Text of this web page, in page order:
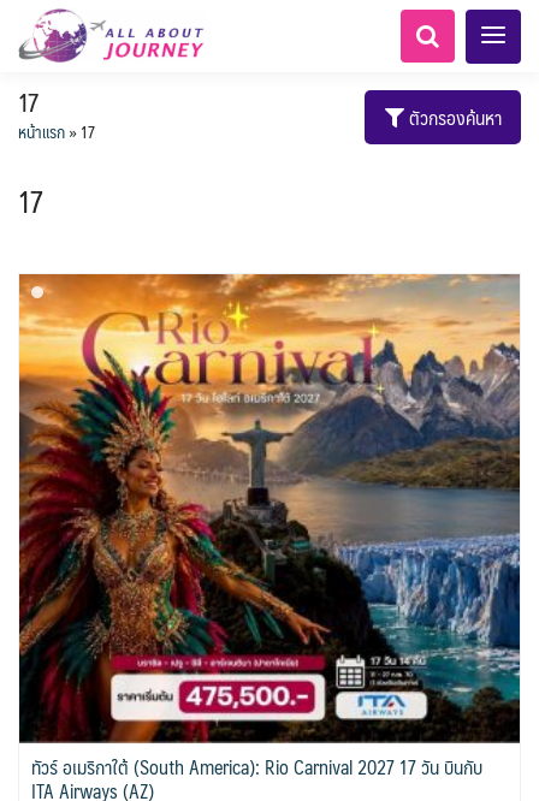
LKA ศรีลังกา 0 AFG อัฟกานิสถาน 0
LKA ศรีลังกา + BGD บังคลา
ศ
0
เอเชียกลาง 6
BTN ภูฏาน 2
BRN บรูไน 0 KHM กัมพูชา 0
จีน 283 HKG ฮ่องกง - มาเก๊า 10
IND อินเดีย 21 IDN อินโดนีเซีย 3
IRQ อิรัก 0
ISR อิสราเอล 0 JPN ญี่ปุ่น 70
JOR จอร์แดน 4 KAZ คาซัคสถาน 19
KORS เกาหลีใต้ 2 KGZ คีร์กีซสถาน 4
LAO ลาว 0 LBN เลบานอน 0
MYS มาเลเซีย 0 MDV มัลดีฟส์ 0
MNG มองโกเลีย 2 MMR เมียนมาร์ 5
NPL เนปาล 0 OMN โอมาน
แอลเบเนีย - Albania 0 Balkan บอลข่าน 1
สวิตเซอร์แลนด์ เยอรมนี
ฝรั่งเศส
1
MNE มอนเตเนโกร 1 ล่าแสงเหนือ-ใต้ 11
Baltic บอลติก 4 ยุโรปตะวันออก 12
ยุโรปราคาถูก 1
ออสเตรีย - Austria 3 AZE อาเซอร์ไบจาน
BLR เบลารุส 0 BIH บอสเนีย & เฮอร์เซโกวีนา
BEL เบลเยี่ยม 0 HRV โครเอเชีย 3
CYP ไซปรัส 0 DNK เดนมาร์ก 2
CZE เช็ก 0 FIN ฟินแลนด์ 3
FRO หมู่เกาะแฟโร 2 FRA ฝรั่งเศส 1
DEU เยอรมนี 3 GEO จอร์เจีย 10
อเมริกาใต้ 8 อเมริกากลาง 1
ARG อาร์เจนตินา 3
CUB คิวบา 0 CAN แคนาดา 3
CHL ชิลี 3 ECU เอกวาดอร์ 0
PER เปรู 2 USA สหรัฐอเมริกา 6
บราซิล เปรู 3
เม็กซิโก คิวบา 1 อเมริกา แคนาดา
ทัวร์ ล่องเรือสำราญยุโรป 5 ทัวร์ ล่องเรือสำราญอลาสก้า
1
ทัวร์ ล่องเรือสำราญอเมริกา ทัวร์ ล่องเรือสำราญเอเชีย
ทัวร์ ล่องเรือสำราญประเท
ศอื่นๆ
4
โมร็อคโค - Morocco 6 นิวซีแลนด์ - New Zealand
11
แทนซาเนีย - Tanzania 2 แอฟริกาใต้ - South Africa
3
นามิเบีย - Namibia 1 เคนย่า - Kenya 2
ไมโครนีเซีย - Micronesia 1 ขั้วโลกเหนือ 2
ตูนีเซีย - Tunisia 1 เกาะโบราโบร่า - Bora Bora
0
ขั้วโลกใต้ 2 แอลจีเรีย - Algeria 0
ออสเตรเลีย - Australia 18 ทัวร์ อันซีน ประเทศแปลก
ลิเบีย - Libya 1 บราซิล - Brazil 0
อียิปต์ - Egypt 11 เอธิโอเปีย - Ethiopia 0
ล่องเรือดินเนอร์ วันวาเลนไทน์ ล่องเรือดินเนอร์วันลอยกระทง
21
ล่องเรือดินเนอร์วันปีใหม่ 22 เรือรอบกลางวัน กทม. 2
ล่องเรือดินเนอร์แม่น้ำ
าพระยา
34
ล่องเรือโปรแกรมอยุธยา 9
ล่องเรือ รอบ Sunset 14
ล่องเรือเหมาลำ / เหมาชั้น /
อยอร์ช / Speed Boat ส่วนตัวทั่ว
ะเทศ
255
เรือยอร์ช / Speed Boat ฯลฯ
บ Join ทั่วประเทศ
72
ตั๋วสวนสนุก 0 บุฟเฟต์โรงแรม/ร้านอาหาร
บุฟเฟต์ใบหยก 7 ไทยบัสฟู้ดทัวร์ 1
ตั๋วเรือ Hop-on Hop-off 0
โปรแกรมทัวร์ทั่วไทย 0 แต่งชุดไทยถ่ายรูปวัดอรุณฯ
1
พิเศษ! ล่องเรือเทศกาลชมพลุ
ยา
1
ห้องพักราคาพิเศษ 3
ข่าวที่น่าสนใจ
ความรู้ทั่วไป
สถานที่ท่องเที่ยว
17
หน้าแรก»17 ตัวกรองค้นหา
17
ทัวร์ อเมริกาใต้ (South America): Rio Carnival 2027 17 วัน บินกับ
ITA Airways (AZ)